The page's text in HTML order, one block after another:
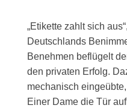
„Etikette zahlt sich
Deutschlands
Benehmen beflügelt
den privaten Erfolg.
mechanisch
Einer Dame die Tür